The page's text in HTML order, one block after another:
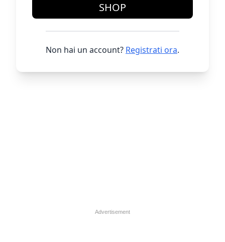
SHOP
Non hai un account? Registrati ora.